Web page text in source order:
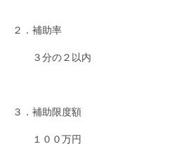
２．補助率
３分の２以内
３．補助限度額
１００万円